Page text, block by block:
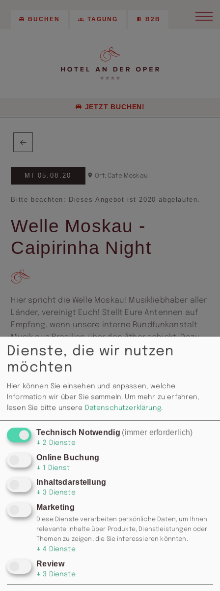
BUCHEN TAGUNG B2B
JETZT BUCHEN!
MI 05.08.20 Ort: Cafe Moskau
Bitte beachten: Dieses Angebot ist 2020 abgelaufen.
Welle Moskau -
Caipirinha Night
Hier spricht die Welle Moskau! Musikliebhaber aller
Länder, vereinigt Euch! Stellt Eure Antennen auf
Empfang, wenn unsere interne Rundfunkanstalt
Musik aus Brasilien über den Äther schickt. Dazu
gibt‘s ab 21:00 Uhr Caipirinha für 4,50 €.
Dienste, die wir nutzen
möchten
Hier können Sie einsehen und anpassen, welche
Information wir über Sie sammeln. Um mehr zu erfahren,
lesen Sie bitte unsere Datenschutzerklärung.
Technisch Notwendig (immer erforderlich)
↓ 2 Dienste
Online Buchung
↓ 1 Dienst
Inhaltsdarstellung
↓ 3 Dienste
Marketing
Diese Dienste verarbeiten persönliche Daten, um Ihnen
relevante Inhalte über Produkte, Dienstleistungen oder
Themen zu zeigen, die Sie interessieren könnten.
↓ 4 Dienste
Review
↓ 3 Dienste